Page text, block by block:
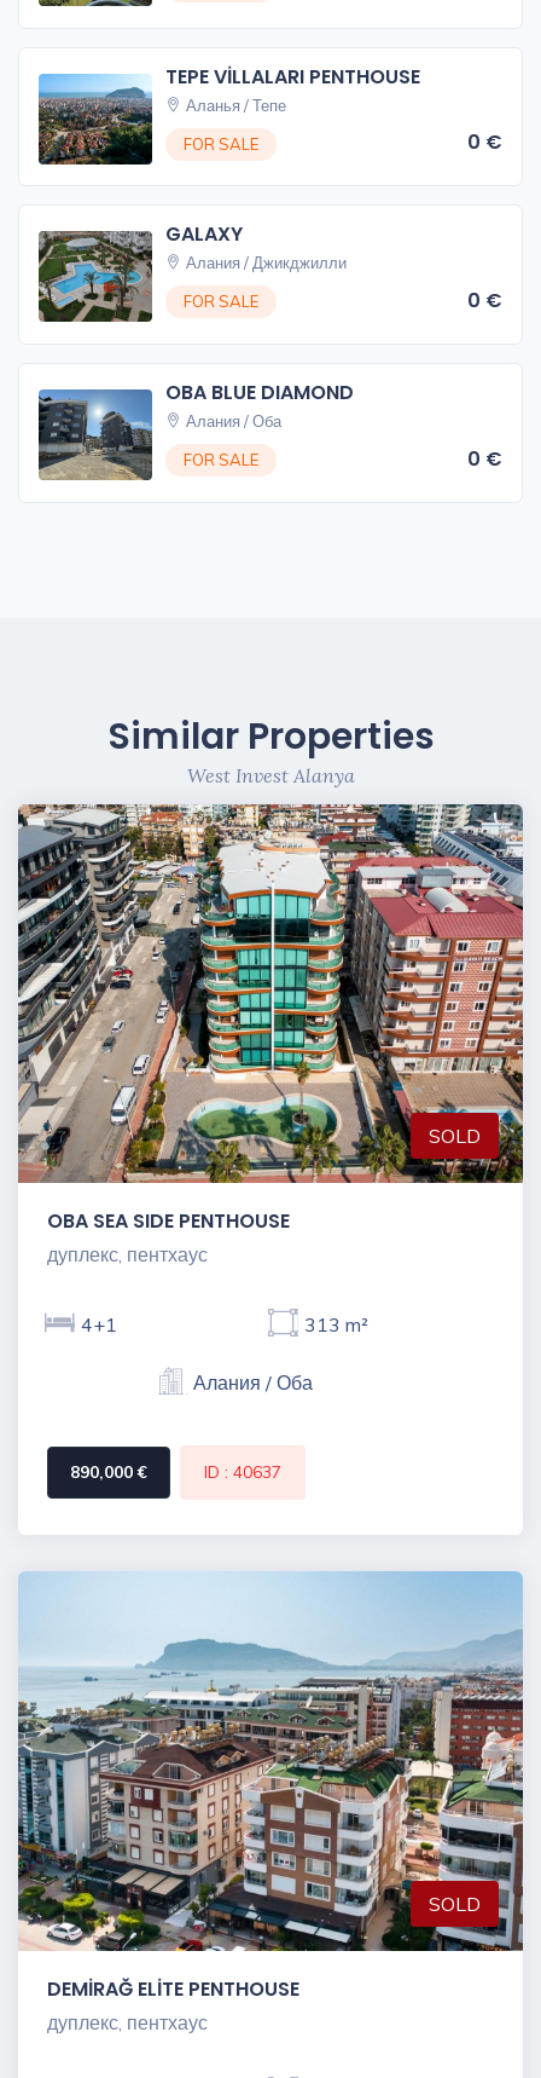
TEPE VİLLALARI PENTHOUSE
Аланья / Тепе
FOR SALE
0 €
GALAXY
Алания / Джикджилли
FOR SALE
0 €
OBA BLUE DIAMOND
Алания / Оба
FOR SALE
0 €
Similar Properties
West Invest Alanya
SOLD
OBA SEA SIDE PENTHOUSE
дуплекс, пентхаус
4+1 313 m²
Алания / Оба
890,000 € ID : 40637
SOLD
DEMİRAĞ ELİTE PENTHOUSE
дуплекс, пентхаус